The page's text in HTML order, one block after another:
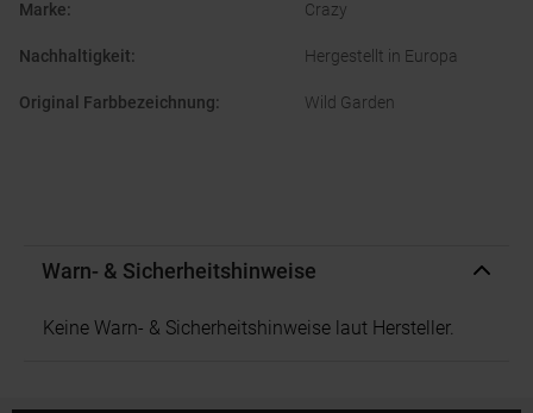
Marke: Crazy
Nachhaltigkeit: Hergestellt in Europa
Original Farbbezeichnung: Wild Garden
Warn- & Sicherheitshinweise
Keine Warn- & Sicherheitshinweise laut Hersteller.